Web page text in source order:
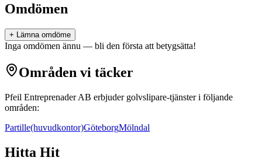
Omdömen
+ Lämna omdöme
Inga omdömen ännu — bli den första att betygsätta!
Områden vi täcker
Pfeil Entreprenader AB erbjuder golvslipare-tjänster i följande
områden:
Partille(huvudkontor)GöteborgMölndal
Hitta Hit